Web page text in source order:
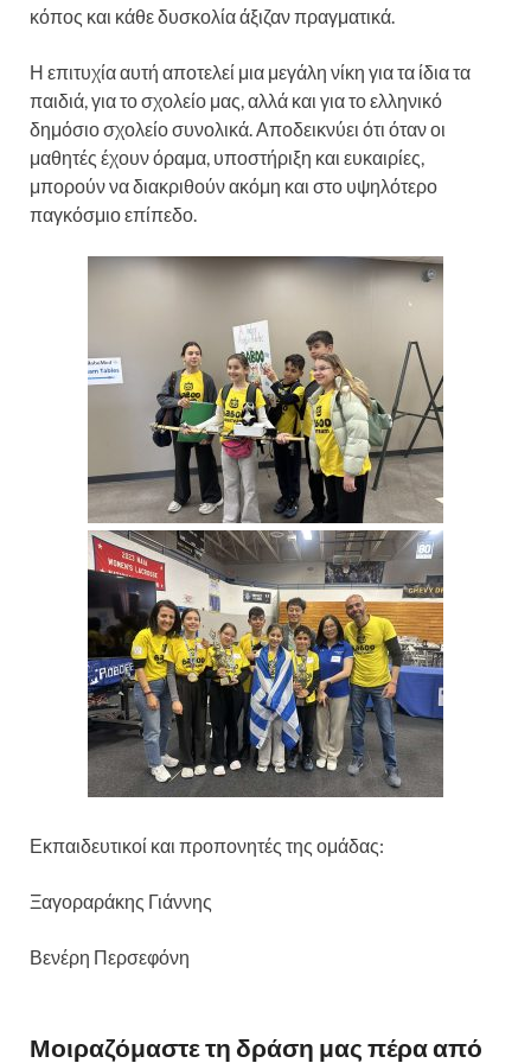
κόπος και κάθε δυσκολία άξιζαν πραγματικά.
Η επιτυχία αυτή αποτελεί μια μεγάλη νίκη για τα ίδια τα
παιδιά, για το σχολείο μας, αλλά και για το ελληνικό
δημόσιο σχολείο συνολικά. Αποδεικνύει ότι όταν οι
μαθητές έχουν όραμα, υποστήριξη και ευκαιρίες,
μπορούν να διακριθούν ακόμη και στο υψηλότερο
παγκόσμιο επίπεδο.
Εκπαιδευτικοί και προπονητές της ομάδας:
Ξαγοραράκης Γιάννης
Βενέρη Περσεφόνη
Μοιραζόμαστε τη δράση μας πέρα από